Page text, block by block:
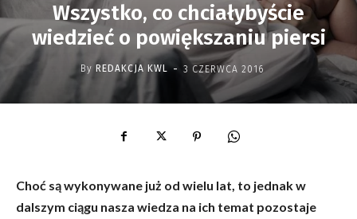
Wszystko, co chciałybyście
wiedzieć o powiększaniu piersi
By REDAKCJA KWL - 3 CZERWCA 2016
Choć są wykonywane już od wielu lat, to jednak w
dalszym ciągu nasza wiedza na ich temat pozostaje